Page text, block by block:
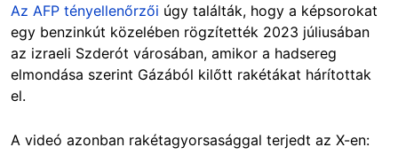
Az AFP tényellenőrzői úgy találták, hogy a képsorokat
egy benzinkút közelében rögzítették 2023 júliusában
az izraeli Szderót városában, amikor a hadsereg
elmondása szerint Gázából kilőtt rakétákat hárítottak
el.
A videó azonban rakétagyorsasággal terjedt az X-en: